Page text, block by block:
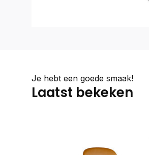
Je hebt een goede smaak!
Laatst bekeken